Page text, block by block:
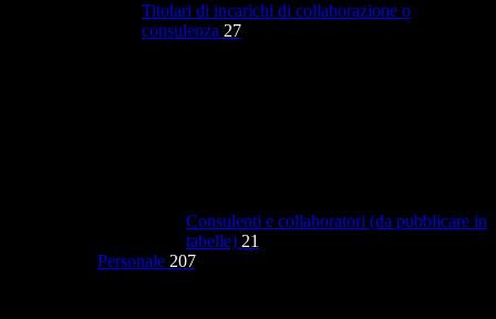
Titolari di incarichi di collaborazione o
consulenza 27
Consulenti e collaboratori (da pubblicare in
tabelle) 21
Personale 207